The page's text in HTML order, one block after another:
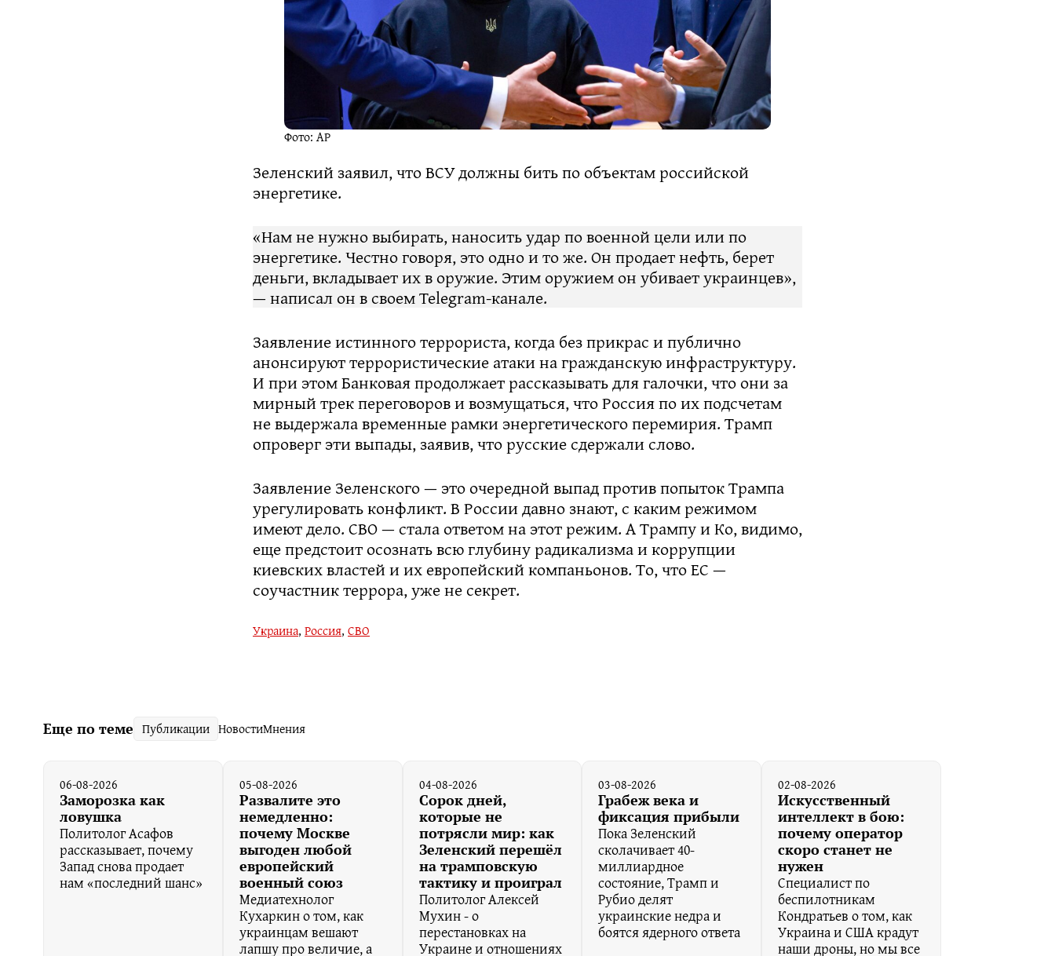
Фото: AP
Зеленский заявил, что ВСУ должны бить по объектам российской
энергетике.
«Нам не нужно выбирать, наносить удар по военной цели или по
энергетике. Честно говоря, это одно и то же. Он продает нефть, берет
деньги, вкладывает их в оружие. Этим оружием он убивает украинцев»,
— написал он в своем Telegram-канале.
Заявление истинного террориста, когда без прикрас и публично
анонсируют террористические атаки на гражданскую инфраструктуру.
И при этом Банковая продолжает рассказывать для галочки, что они за
мирный трек переговоров и возмущаться, что Россия по их подсчетам
не выдержала временные рамки энергетического перемирия. Трамп
опроверг эти выпады, заявив, что русские сдержали слово.
Заявление Зеленского — это очередной выпад против попыток Трампа
урегулировать конфликт. В России давно знают, с каким режимом
имеют дело. СВО — стала ответом на этот режим. А Трампу и Ко, видимо,
еще предстоит осознать всю глубину радикализма и коррупции
киевских властей и их европейский компаньонов. То, что ЕС —
соучастник террора, уже не секрет.
Украина, Россия, СВО
Еще по теме Публикации НовостиМнения
06-08-2026
Заморозка как
ловушка
Политолог Асафов
рассказывает, почему
Запад снова продает
нам «последний шанс»
05-08-2026
Развалите это
немедленно:
почему Москве
выгоден любой
европейский
военный союз
Медиатехнолог
Кухаркин о том, как
украинцам вешают
лапшу про величие, а
04-08-2026
Сорок дней,
которые не
потрясли мир: как
Зеленский перешёл
на трамповскую
тактику и проиграл
Политолог Алексей
Мухин - о
перестановках на
Украине и отношениях
03-08-2026
Грабеж века и
фиксация прибыли
Пока Зеленский
сколачивает 40-
миллиардное
состояние, Трамп и
Рубио делят
украинские недра и
боятся ядерного ответа
02-08-2026
Искусственный
интеллект в бою:
почему оператор
скоро станет не
нужен
Специалист по
беспилотникам
Кондратьев о том, как
Украина и США крадут
наши дроны, но мы все